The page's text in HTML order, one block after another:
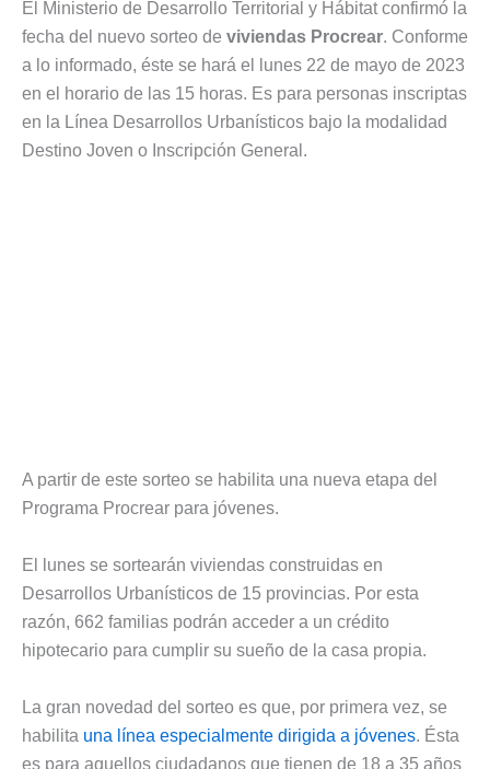
El Ministerio de Desarrollo Territorial y Hábitat confirmó la
fecha del nuevo sorteo de viviendas Procrear. Conforme
a lo informado, éste se hará el lunes 22 de mayo de 2023
en el horario de las 15 horas. Es para personas inscriptas
en la Línea Desarrollos Urbanísticos bajo la modalidad
Destino Joven o Inscripción General.
A partir de este sorteo se habilita una nueva etapa del
Programa Procrear para jóvenes.
El lunes se sortearán viviendas construidas en
Desarrollos Urbanísticos de 15 provincias. Por esta
razón, 662 familias podrán acceder a un crédito
hipotecario para cumplir su sueño de la casa propia.
La gran novedad del sorteo es que, por primera vez, se
habilita una línea especialmente dirigida a jóvenes. Ésta
es para aquellos ciudadanos que tienen de 18 a 35 años